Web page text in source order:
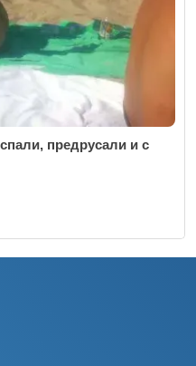
предрусали и с